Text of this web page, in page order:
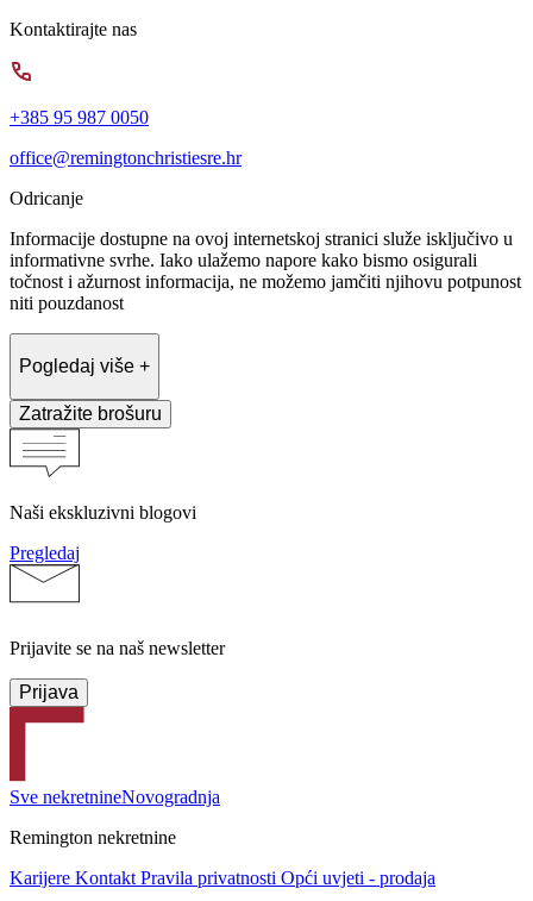
Kontaktirajte nas
+385 95 987 0050
office@remingtonchristiesre.hr
Odricanje
Informacije dostupne na ovoj internetskoj stranici služe isključivo u
informativne svrhe. Iako ulažemo napore kako bismo osigurali
točnost i ažurnost informacija, ne možemo jamčiti njihovu potpunost
niti pouzdanost
Pogledaj više +
Zatražite brošuru
Naši ekskluzivni blogovi
Pregledaj
Prijavite se na naš newsletter
Prijava
Sve nekretnineNovogradnja
Remington nekretnine
Karijere Kontakt Pravila privatnosti Opći uvjeti - prodaja